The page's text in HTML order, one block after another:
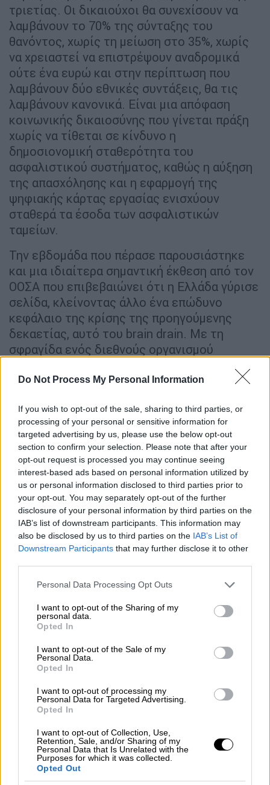
Do Not Process My Personal Information
If you wish to opt-out of the sale, sharing to third parties, or
processing of your personal or sensitive information for
targeted advertising by us, please use the below opt-out
section to confirm your selection. Please note that after your
opt-out request is processed you may continue seeing
interest-based ads based on personal information utilized by
us or personal information disclosed to third parties prior to
your opt-out. You may separately opt-out of the further
disclosure of your personal information by third parties on the
IAB’s list of downstream participants. This information may
also be disclosed by us to third parties on the IAB’s List of
Downstream Participants that may further disclose it to other
Please note that this website/app uses one or more Google
not limited to your visit or usage behaviour. You may click to
grant or deny consent to Google and its third-party tags to
use your data for below specified purposes in below Google
consent section.
Personal Data Processing Opt Outs
I want to opt-out of the Sharing of my
personal data.
Opted In
I want to opt-out of the Sale of my
Personal Data.
Opted In
I want to opt-out of processing my
Personal Data for Targeted Advertising.
Opted In
I want to opt-out of Collection, Use,
Retention, Sale, and/or Sharing of my
Personal Data that Is Unrelated with the
Purposes for which it was collected.
Opted Out
τριετίας. Οι δικαιούχοι θα συνεχίσουν να
λαμβάνουν το 70% της σύνταξης του
θανόντος, χωρίς τη μείωση στο 35%, χωρίς
να χρειαστεί να επιστρέψουν αναδρομικά
ούτε ένα ευρώ και στην περίπτωση που
λαμβάνουν δύο εθνικές συντάξεις, θα τις
λαμβάνουν κανονικά. Είναι μια απόφαση
κοινωνικής δικαιοσύνης που γίνεται πράξη
χωρίς να τίθεται σε κίνδυνο η
δημοσιονομική σταθερότητα του
ασφαλιστικού συστήματος, καθώς η αύξηση
της απασχόλησης και η εφαρμογή της
ψηφιακής κάρτας εργασίας ενισχύουν
σταθερά τα έσοδα των ασφαλιστικών
ταμείων.
Την εβδομάδα που πέρασε παρουσιάστηκε
και μια ιδιαίτερα σημαντική έκθεση από τον
ΟΟΣΑ που επιβεβαιώνει ότι η Ελλάδα γύρισε
σελίδα, κλείνοντας άλλο ένα επώδυνο
κεφάλαιο της κρίσης της προηγούμενης
δεκαετίας, αυτό του brain drain. Με τη
σφραγίδα ενός διεθνούς οργανισμού
φορά μετά από πολλά χρόνια, περισσότεροι
μας απ’ όσους φεύγουν. Συνολικά στη διετία
2023-2024 επέστρεψαν 98.000 Έλληνες και
Ελληνίδες και έφυγαν 69.000. Το brain drain
μετατρέπεται πλέον σε brain gain. Αυτό δεν
συνέβη τυχαία. Είναι αποτέλεσμα της
σταθερότητας που πετύχαμε, της ανάπτυξης
που δημιουργήσαμε και των πολιτικών που
εφαρμόσαμε από το 2019: περισσότερες
δουλειές, καλύτερες προοπτικές,
φορολογικά κίνητρα για τον επαναπατρισμό,
στήριξη της καινοτομίας, ψηφιακό κράτος
και μεταρρυθμίσεις που κάνουν την Ελλάδα
κανείς. Ξέρω ότι δεν έχουν λυθεί όλα τα
προβλήματα. Μένουν πολλά ακόμη να γίνουν,
ώστε οι νέοι μας να βρίσκουν εδώ ακόμη
περισσότερες ευκαιρίες, καλύτερες αμοιβές
προσπάθεια. Ωστόσο, τα στοιχεία δείχνουν
ότι βρισκόμαστε στον σωστό δρόμο.
Συνεχίζουμε με συνέπεια, ώστε η Ελλάδα να
γίνει οριστικά μια χώρα επιστροφής,
προοπτικής και αισιοδοξίας για όλους τους
Έλληνες.